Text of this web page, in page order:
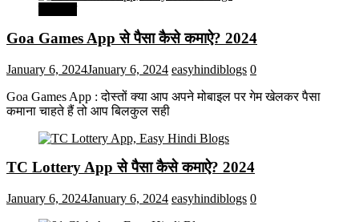
Goa Games App से पैसा कैसे कमाऐ? 2024
January 6, 2024January 6, 2024 easyhindiblogs 0
Goa Games App : दोस्तों क्या आप अपने मोबाइल पर गेम खेलकर पैसा
कमाना चाहते हैं तो आप बिलकुल सही
TC Lottery App से पैसा कैसे कमाऐ? 2024
January 6, 2024January 6, 2024 easyhindiblogs 0